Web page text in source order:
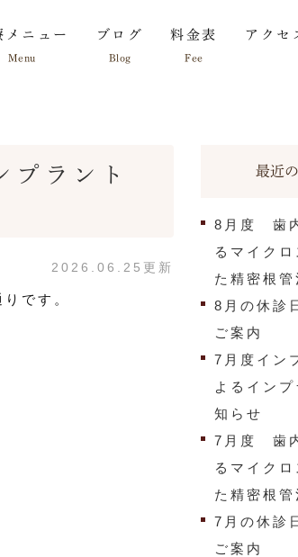
診療の流れ 院内ツアー
メニュー
Menu
ブログ
Blog
料金表
Fee
アクセ
プラント
2026.06.25更新
です。
最近
8月度 歯
るマイク
た精密根
8月の休診
ご案内
7月度イン
よるイン
知らせ
7月度 歯
るマイク
た精密根
7月の休診
ご案内